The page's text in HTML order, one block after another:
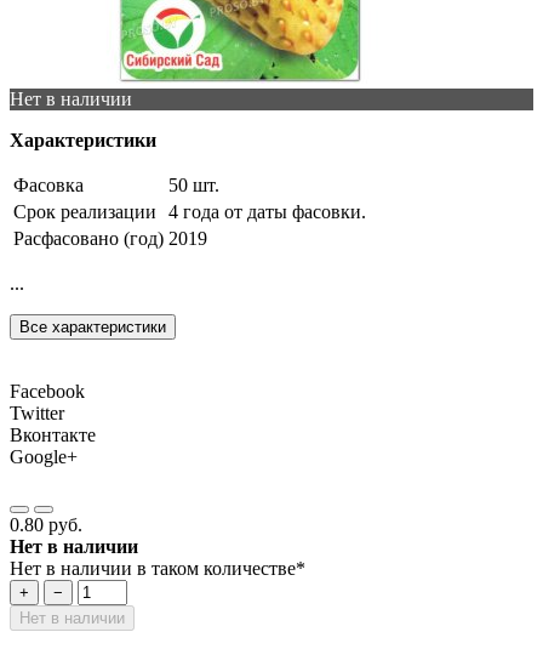
Нет в наличии
Характеристики
Фасовка
50 шт.
Срок реализации
4 года от даты фасовки.
Расфасовано (год) 2019
...
Все характеристики
Facebook
Twitter
Вконтакте
Google+
0.80 руб.
Нет в наличии
Нет в наличии в таком количестве*
+
−
Нет в наличии